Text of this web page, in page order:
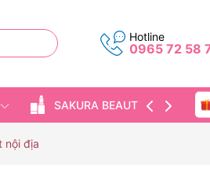
Hotline
0965 72 58
SAKURA BEAUTY
nội địa